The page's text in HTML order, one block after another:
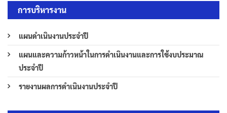
การบริหารงาน
แผนดำเนินงานประจำปี
แผนและความก้าวหน้าในการดำเนินงานและการใช้งบประมาณ
ประจำปี
รายงานผลการดำเนินงานประจำปี